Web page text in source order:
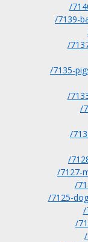
/
/7139-
/
/7135-
/
/
/
/
/7127-
/
/7125-
/
/